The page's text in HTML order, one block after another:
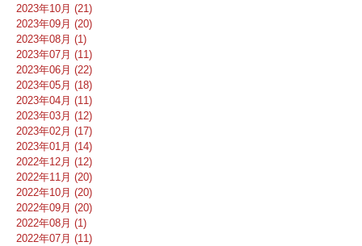
2023年10月 (21)
2023年09月 (20)
2023年08月 (1)
2023年07月 (11)
2023年06月 (22)
2023年05月 (18)
2023年04月 (11)
2023年03月 (12)
2023年02月 (17)
2023年01月 (14)
2022年12月 (12)
2022年11月 (20)
2022年10月 (20)
2022年09月 (20)
2022年08月 (1)
2022年07月 (11)